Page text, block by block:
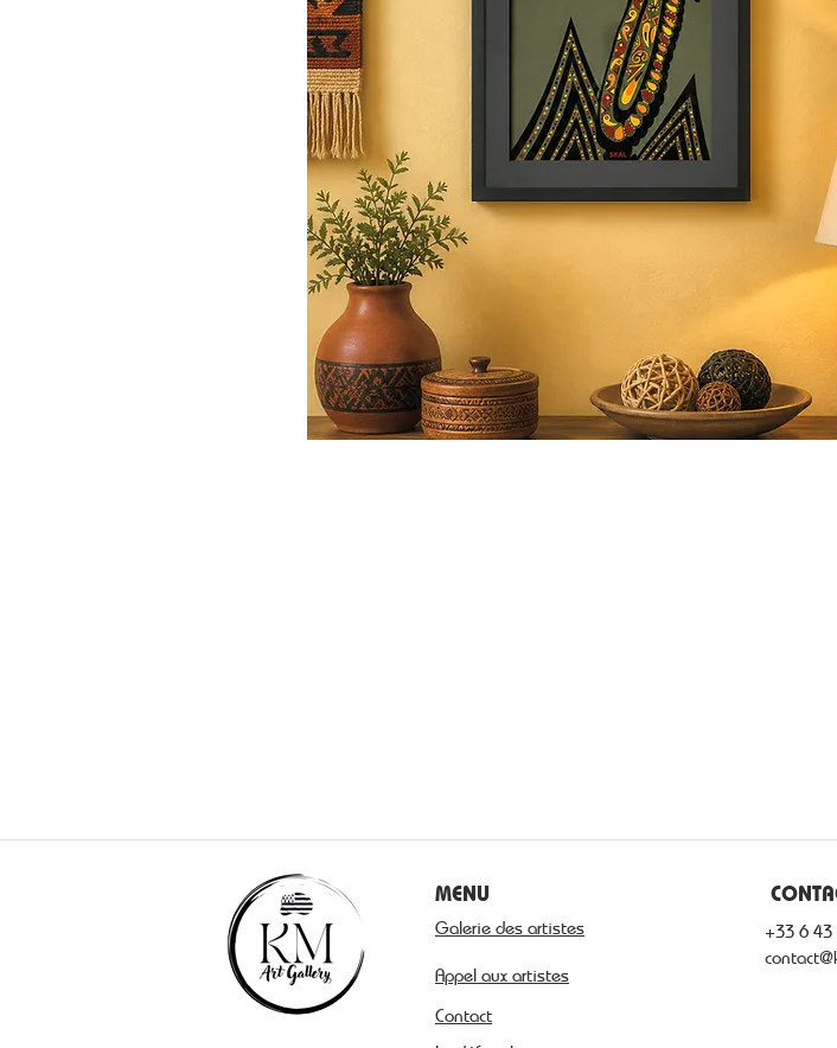
MENU
Galerie des artistes
Appel aux artistes
Contact
+33 6